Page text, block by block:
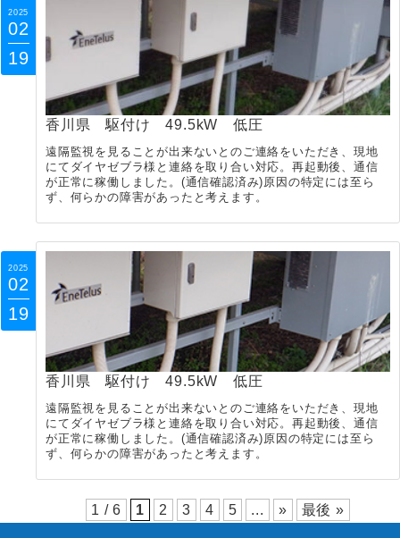
2025
02
19
香川県 駆付け 49.5kW 低圧
遠隔監視を見ることが出来ないとのご連絡をいただき、現地
にてダイヤゼブラ様と連絡を取り合い対応。再起動後、通信
が正常に稼働しました。(通信確認済み)原因の特定には至ら
ず、何らかの障害があったと考えます。
2025
02
19
香川県 駆付け 49.5kW 低圧
遠隔監視を見ることが出来ないとのご連絡をいただき、現地
にてダイヤゼブラ様と連絡を取り合い対応。再起動後、通信
が正常に稼働しました。(通信確認済み)原因の特定には至ら
ず、何らかの障害があったと考えます。
1 / 6 1 2 3 4 5 ... » 最後 »